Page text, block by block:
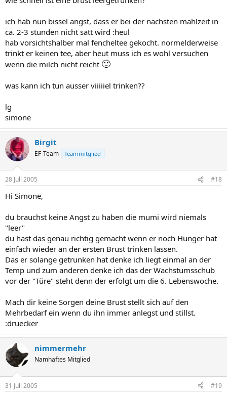
ich hab nun bissel angst, dass er bei der nächsten mahlzeit in
ca. 2-3 stunden nicht satt wird :heul
hab vorsichtshalber mal fencheltee gekocht. normelderweise
trinkt er keinen tee, aber heut muss ich es wohl versuchen
wenn die milch nicht reicht 🙁
was kann ich tun ausser viiiiiel trinken??
lg
simone
Birgit
EF-Team Teammitglied
28 Juli 2005 #18
Hi Simone,
du brauchst keine Angst zu haben die mumi wird niemals
"leer"
du hast das genau richtig gemacht wenn er noch Hunger hat
einfach wieder an der ersten Brust trinken lassen.
Das er solange getrunken hat denke ich liegt einmal an der
Temp und zum anderen denke ich das der Wachstumsschub
vor der "Türe" steht denn der erfolgt um die 6. Lebenswoche.
Mach dir keine Sorgen deine Brust stellt sich auf den
Mehrbedarf ein wenn du ihn immer anlegst und stillst.
:druecker
nimmermehr
Namhaftes Mitglied
31 Juli 2005 #19